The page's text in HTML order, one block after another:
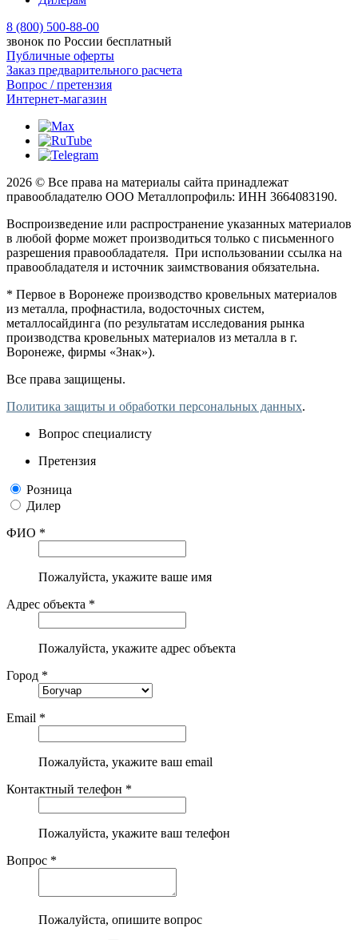
8 (800) 500-88-00
звонок по России бесплатный
Публичные оферты
Заказ предварительного расчета
Вопрос / претензия
Интернет-магазин
2026 © Все права на материалы сайта принадлежат
правообладателю ООО Металлопрофиль: ИНН 3664083190.
Воспроизведение или распространение указанных материалов
в любой форме может производиться только с письменного
разрешения правообладателя. При использовании ссылка на
правообладателя и источник заимствования обязательна.
* Первое в Воронеже производство кровельных материалов
из металла, профнастила, водосточных систем,
металлосайдинга (по результатам исследования рынка
производства кровельных материалов из металла в г.
Воронеже, фирмы «Знак»).
Все права защищены.
Политика защиты и обработки персональных данных.
Вопрос специалисту
Претензия
Розница
Дилер
ФИО *
Пожалуйста, укажите ваше имя
Адрес объекта *
Пожалуйста, укажите адрес объекта
Город *
Email *
Пожалуйста, укажите ваш email
Контактный телефон *
Пожалуйста, укажите ваш телефон
Вопрос *
Пожалуйста, опишите вопрос